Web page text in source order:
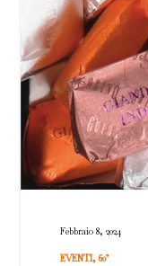
Febbraio 8, 2024
EVENTI, 60°